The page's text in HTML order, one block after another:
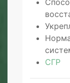
СГР